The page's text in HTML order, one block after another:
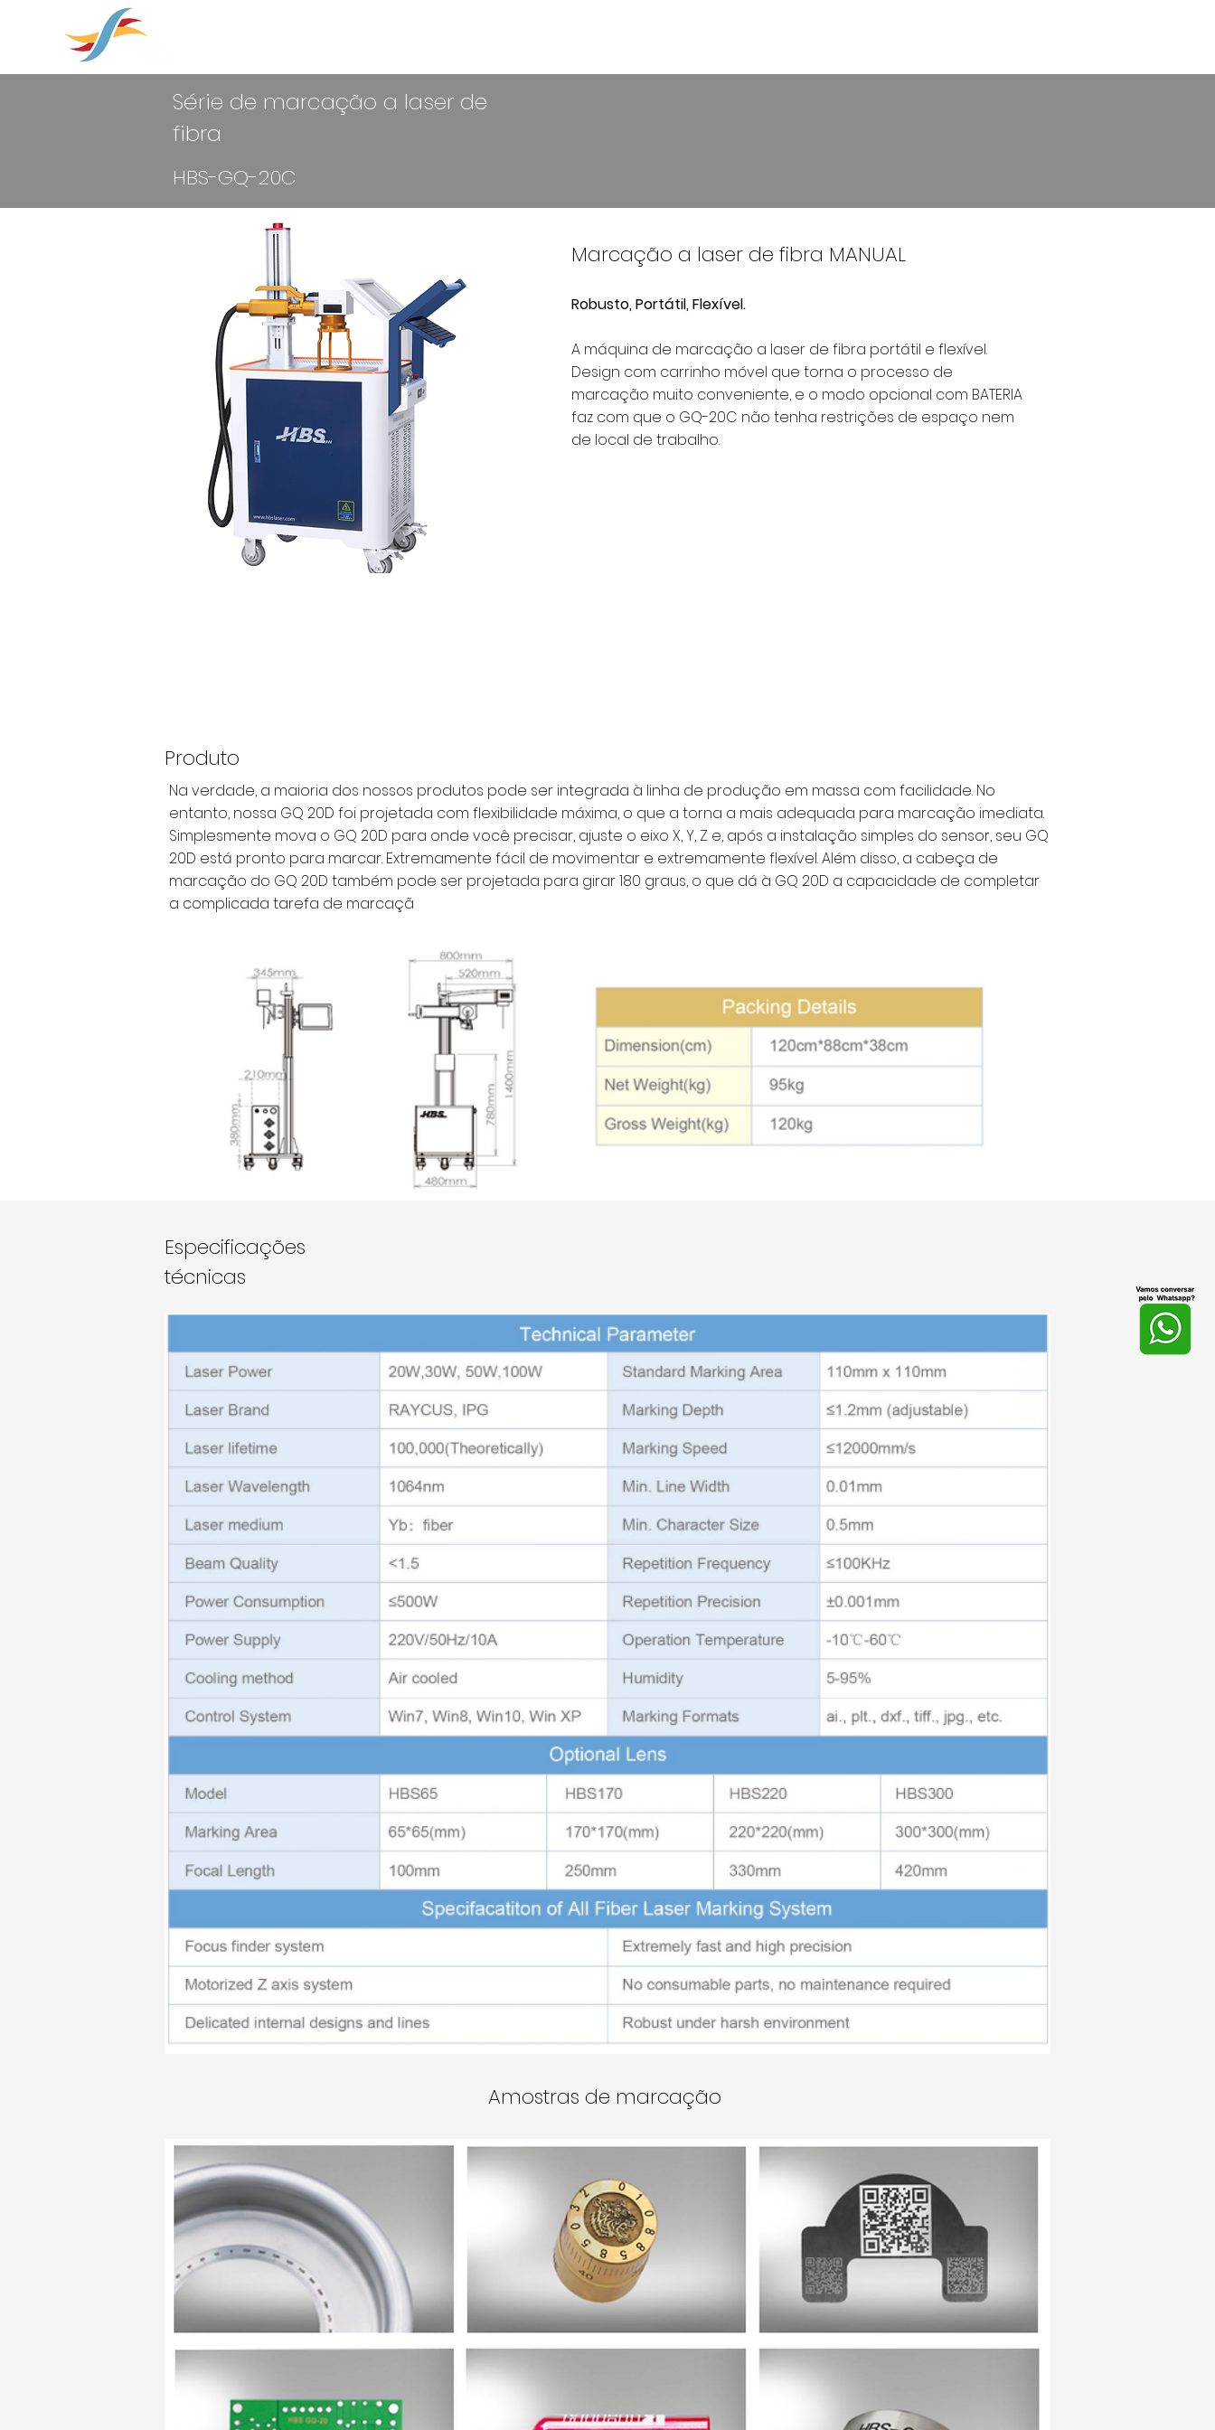
Série de marcação a laser de
fibra
HBS-GQ-20C
Marcação a laser de fibra MANUAL
Robusto, Portátil, Flexível.
A máquina de marcação a laser de fibra portátil e flexível.
Design com carrinho móvel que torna o processo de
marcação muito conveniente, e o modo opcional com BATERIA
faz com que o GQ-20C não tenha restrições de espaço nem
de local de trabalho.
Produto
Na verdade, a maioria dos nossos produtos pode ser integrada à linha de produção em massa com facilidade. No
entanto, nossa GQ 20D foi projetada com flexibilidade máxima, o que a torna a mais adequada para marcação imediata.
Simplesmente mova o GQ 20D para onde você precisar, ajuste o eixo X, Y, Z e, após a instalação simples do sensor, seu GQ
20D está pronto para marcar. Extremamente fácil de movimentar e extremamente flexível. Além disso, a cabeça de
marcação do GQ 20D também pode ser projetada para girar 180 graus, o que dá à GQ 20D a capacidade de completar
a complicada tarefa de marcaçã
Especificações
técnicas
Amostras de marcação